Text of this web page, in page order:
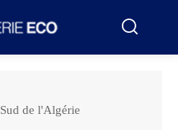
Sud de l'Algérie